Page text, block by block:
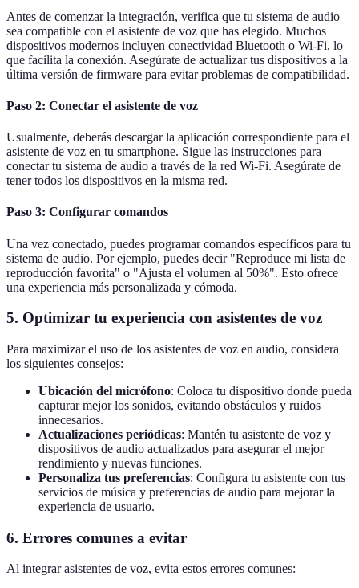
Antes de comenzar la integración, verifica que tu sistema de audio
sea compatible con el asistente de voz que has elegido. Muchos
dispositivos modernos incluyen conectividad Bluetooth o Wi-Fi, lo
que facilita la conexión. Asegúrate de actualizar tus dispositivos a la
última versión de firmware para evitar problemas de compatibilidad.
Paso 2: Conectar el asistente de voz
Usualmente, deberás descargar la aplicación correspondiente para el
asistente de voz en tu smartphone. Sigue las instrucciones para
conectar tu sistema de audio a través de la red Wi-Fi. Asegúrate de
tener todos los dispositivos en la misma red.
Paso 3: Configurar comandos
Una vez conectado, puedes programar comandos específicos para tu
sistema de audio. Por ejemplo, puedes decir "Reproduce mi lista de
reproducción favorita" o "Ajusta el volumen al 50%". Esto ofrece
una experiencia más personalizada y cómoda.
5. Optimizar tu experiencia con asistentes de voz
Para maximizar el uso de los asistentes de voz en audio, considera
los siguientes consejos:
Ubicación del micrófono: Coloca tu dispositivo donde pueda
capturar mejor los sonidos, evitando obstáculos y ruidos
innecesarios.
Actualizaciones periódicas: Mantén tu asistente de voz y
dispositivos de audio actualizados para asegurar el mejor
rendimiento y nuevas funciones.
Personaliza tus preferencias: Configura tu asistente con tus
servicios de música y preferencias de audio para mejorar la
experiencia de usuario.
6. Errores comunes a evitar
Al integrar asistentes de voz, evita estos errores comunes: